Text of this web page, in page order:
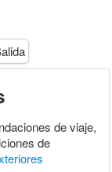
de viaje,
de